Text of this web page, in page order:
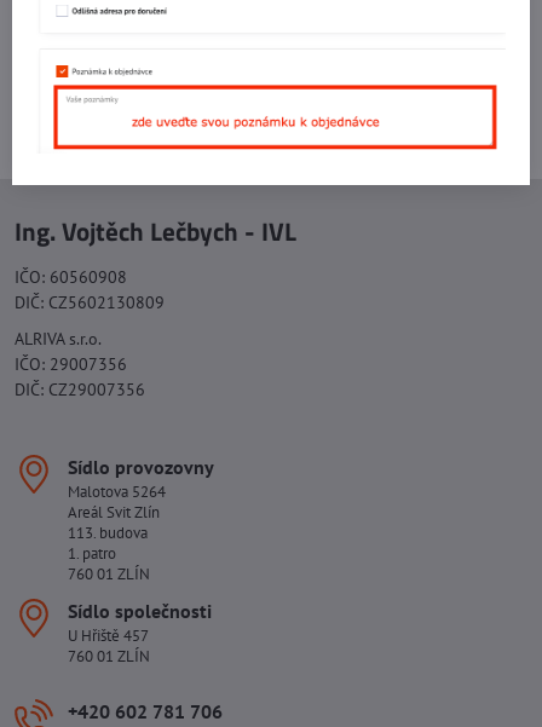
+420 577 523 563
Ing. Vojtěch Lečbych - IVL
IČO: 60560908
DIČ: CZ5602130809
ALRIVA s.r.o.
IČO: 29007356
DIČ: CZ29007356
Sídlo provozovny
Malotova 5264
Areál Svit Zlín
113. budova
1. patro
760 01 ZLÍN
Sídlo společnosti
U Hřiště 457
760 01 ZLÍN
+420 602 781 706